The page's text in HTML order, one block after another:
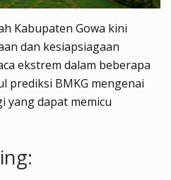
Kabupaten Gowa kini
dan kesiapsiagaan
ekstrem dalam beberapa
prediksi BMKG mengenai
yang dapat memicu